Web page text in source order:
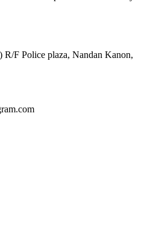
R/F Police plaza, Nandan Kanon,